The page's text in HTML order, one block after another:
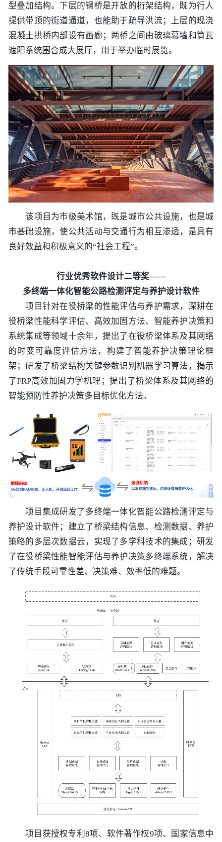
型叠加结构。下层的钢桥是开放的桁架结构，既为行人
提供带顶的街道通道，也能助于疏导洪流；上层的现浇
混凝土拱桥内部设有画廊；两桥之间由玻璃幕墙和筒瓦
遮阳系统围合成大展厅，用于举办临时展览。
该项目为市级美术馆，既是城市公共设施，也是城
市基础设施，使公共活动与交通行为相互渗透，是具有
良好效益和积极意义的“社会工程”。
行业优秀软件设计二等奖——
多终端一体化智能公路检测评定与养护设计软件
项目针对在役桥梁的性能评估与养护需求，深耕在
役桥梁性能科学评估、高效加固方法、智能养护决策和
系统集成等领域十余年，提出了在役桥梁体系及其网络
的时变可靠度评估方法，构建了智能养护决策理论框
架；研发了桥梁结构关键参数识别机器学习算法，揭示
了FRP高效加固力学机理；提出了桥梁体系及其网络的
智能预防性养护决策多目标优化方法。
项目集成研发了多终端一体化智能公路检测评定与
养护设计软件；建立了桥梁结构信息、检测数据、养护
策略的多层次数据云，实现了多学科技术的集成；研发
了在役桥梁性能智能评估与养护决策多终端系统，解决
了传统手段可靠性差、决策难、效率低的难题。
项目获授权专利8项、软件著作权9项、国家信息中